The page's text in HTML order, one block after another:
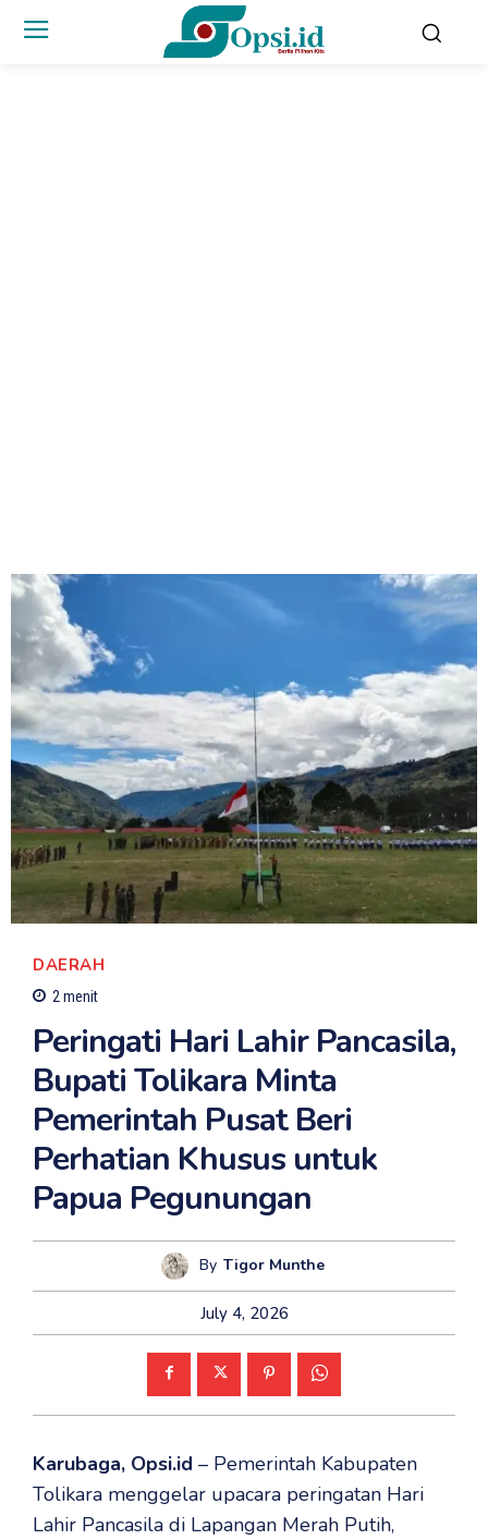
DAERAH
2menit
Peringati Hari Lahir Pancasila,
Bupati Tolikara Minta
Pemerintah Pusat Beri
Perhatian Khusus untuk
Papua Pegunungan
By Tigor Munthe
July 4, 2026
Karubaga, Opsi.id – Pemerintah Kabupaten
Tolikara menggelar upacara peringatan Hari
Lahir Pancasila di Lapangan Merah Putih,